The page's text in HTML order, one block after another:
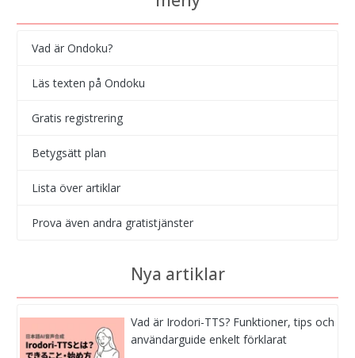
Vad är Ondoku?
Läs texten på Ondoku
Gratis registrering
Betygsätt plan
Lista över artiklar
Prova även andra gratistjänster
Nya artiklar
Vad är Irodori-TTS? Funktioner, tips och
användarguide enkelt förklarat